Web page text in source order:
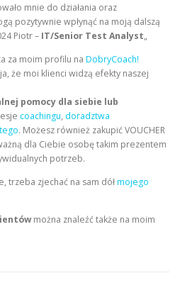
mnie do działania oraz
pozytywnie wpłynąć na moją dalszą
Piotr – IT/Senior Test Analyst„
za moim profilu na DobryCoach!
że moi klienci widzą efekty naszej
pomocy dla siebie lub
coachingu, doradztwa
. Możesz również zakupić VOUCHER
dla Ciebie osobę takim prezentem
potrzeb.
trzeba zjechać na sam dółmojego
można znaleźć także na moim